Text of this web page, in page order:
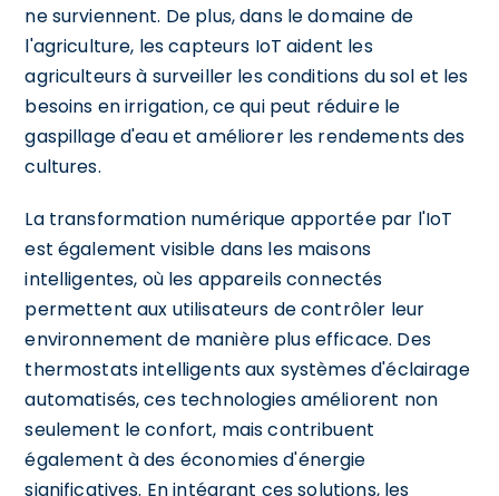
ne surviennent. De plus, dans le domaine de
l'agriculture, les capteurs IoT aident les
agriculteurs à surveiller les conditions du sol et les
besoins en irrigation, ce qui peut réduire le
gaspillage d'eau et améliorer les rendements des
cultures.
La transformation numérique apportée par l'IoT
est également visible dans les maisons
intelligentes, où les appareils connectés
permettent aux utilisateurs de contrôler leur
environnement de manière plus efficace. Des
thermostats intelligents aux systèmes d'éclairage
automatisés, ces technologies améliorent non
seulement le confort, mais contribuent
également à des économies d'énergie
significatives. En intégrant ces solutions, les